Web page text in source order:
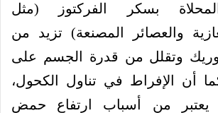
بسكر الفركتوز (مثل
والعصائر المصنعة) تزيد من
وتقلل من قدرة الجسم على
أن الإفراط في تناول الكحول،
يعتبر من أسباب ارتفاع حمض